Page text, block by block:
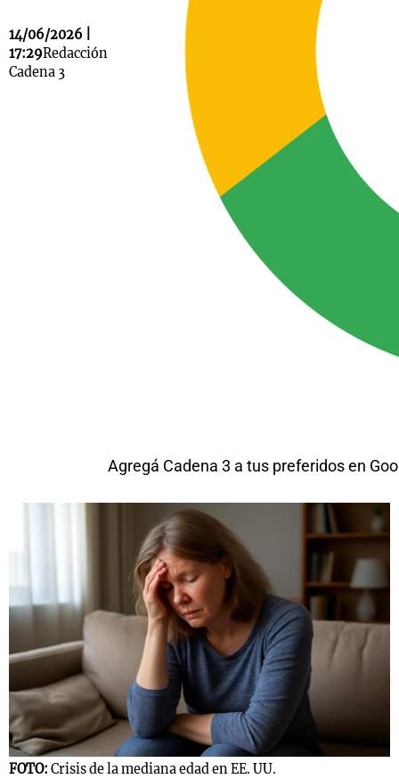
14/06/2026 |
17:29Redacción
Cadena 3
Agregá Cadena 3 a tus preferidos en
FOTO: Crisis de la mediana edad en EE. UU.